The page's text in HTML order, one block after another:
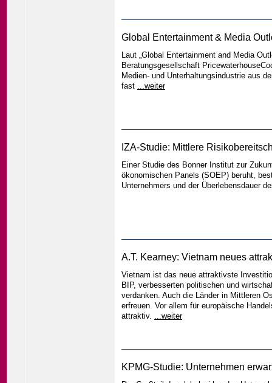
Global Entertainment & Media
Laut „Global Entertainment and Media
Beratungsgesellschaft
Medien- und Unterhaltungsindustrie aus
fast ...weiter
IZA-Studie: Mittlere
Einer Studie des Bonner Institut zur
ökonomischen Panels (SOEP) beruht,
Unternehmers und der Überlebensdauer
A.T. Kearney: Vietnam neues
Vietnam ist das neue attraktivste
BIP, verbesserten politischen und
verdanken. Auch die Länder in Mittleren
erfreuen. Vor allem für europäische
attraktiv. ...weiter
KPMG-Studie: Unternehmen